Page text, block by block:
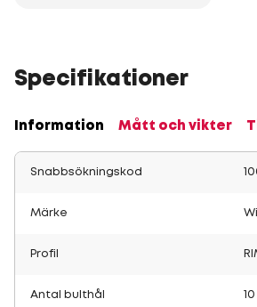
Specifikationer
Information Mått och vikter
Snabbsökningskod
Märke
Profil
Antal bulthål 10